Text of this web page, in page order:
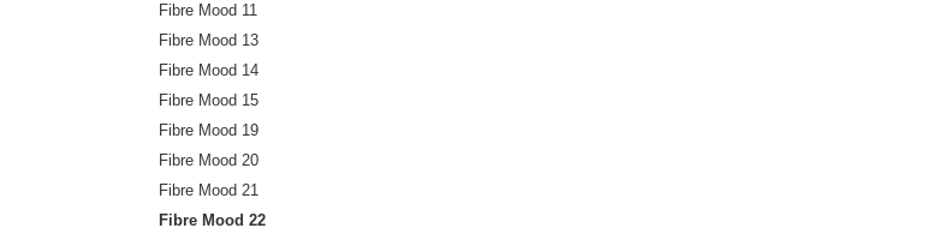
Fibre Mood 11
Fibre Mood 13
Fibre Mood 14
Fibre Mood 15
Fibre Mood 19
Fibre Mood 20
Fibre Mood 21
Fibre Mood 22